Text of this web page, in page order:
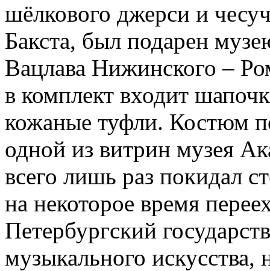
шёлкового джерси и
Бакста, был подарен
Вацлава Нижинского –
в комплект входит
кожаные туфли. Костюм
одной из витрин музея
всего лишь раз покидал
на некоторое время
Петербургский
музыкального искусства,